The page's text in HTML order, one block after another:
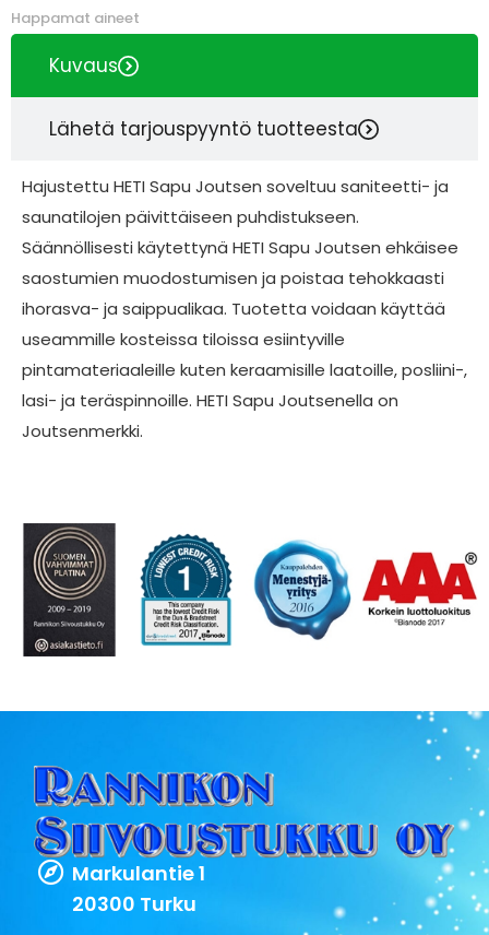
Happamat aineet
Kuvaus
Lähetä tarjouspyyntö tuotteesta
Hajustettu HETI Sapu Joutsen soveltuu saniteetti- ja
saunatilojen päivittäiseen puhdistukseen.
Säännöllisesti käytettynä HETI Sapu Joutsen ehkäisee
saostumien muodostumisen ja poistaa tehokkaasti
ihorasva- ja saippualikaa. Tuotetta voidaan käyttää
useammille kosteissa tiloissa esiintyville
pintamateriaaleille kuten keraamisille laatoille, posliini-,
lasi- ja teräspinnoille. HETI Sapu Joutsenella on
Joutsenmerkki.
Markulantie 1
20300 Turku